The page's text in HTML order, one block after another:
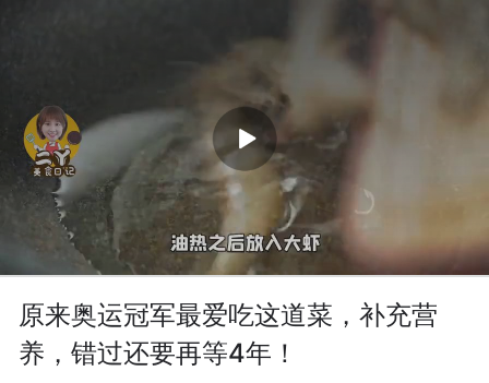
原来奥运冠军最爱吃这道菜，补充营
养，错过还要再等4年！